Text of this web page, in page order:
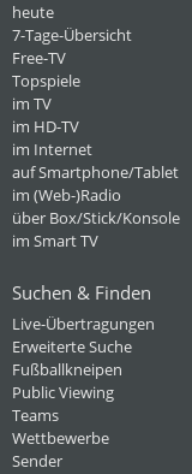
heute
7-Tage-Übersicht
Free-TV
Topspiele
im TV
im HD-TV
im Internet
auf Smartphone/Tablet
im (Web-)Radio
über Box/Stick/Konsole
im Smart TV
Suchen & Finden
Live-Übertragungen
Erweiterte Suche
Fußballkneipen
Public Viewing
Teams
Wettbewerbe
Sender